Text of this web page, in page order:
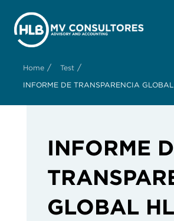
Home / Test /
INFORME DE TRANSPARENCIA
INFORME
GLOBAL